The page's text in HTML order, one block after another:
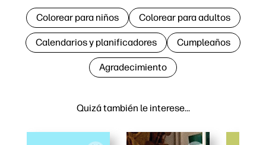
Quizá también le interese…
Colorear para niños Colorear para adultos
Calendarios y planificadores Cumpleaños
Agradecimiento